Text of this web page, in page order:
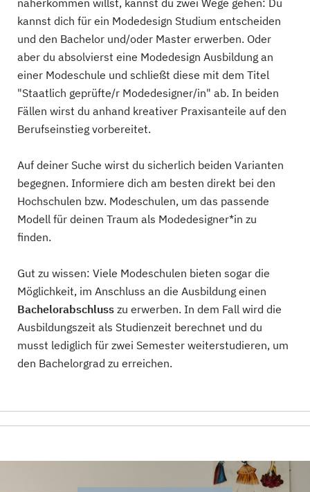
näherkommen willst, kannst du zwei Wege gehen: Du
kannst dich für ein Modedesign Studium entscheiden
und den Bachelor und/oder Master erwerben. Oder
aber du absolvierst eine Modedesign Ausbildung an
einer Modeschule und schließt diese mit dem Titel
"Staatlich geprüfte/r Modedesigner/in" ab. In beiden
Fällen wirst du anhand kreativer Praxisanteile auf den
Berufseinstieg vorbereitet.
Auf deiner Suche wirst du sicherlich beiden Varianten
begegnen. Informiere dich am besten direkt bei den
Hochschulen bzw. Modeschulen, um das passende
Modell für deinen Traum als Modedesigner*in zu
finden.
Gut zu wissen: Viele Modeschulen bieten sogar die
Möglichkeit, im Anschluss an die Ausbildung einen
Bachelorabschluss zu erwerben. In dem Fall wird die
Ausbildungszeit als Studienzeit berechnet und du
musst lediglich für zwei Semester weiterstudieren, um
den Bachelorgrad zu erreichen.